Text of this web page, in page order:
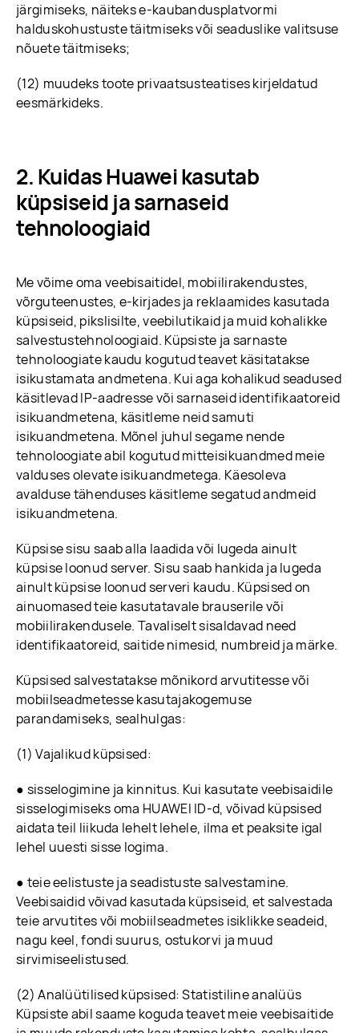
järgimiseks, näiteks e-kaubandusplatvormi
halduskohustuste täitmiseks või seaduslike valitsuse
nõuete täitmiseks;
(12) muudeks toote privaatsusteatises kirjeldatud
eesmärkideks.
Kuidas Huawei kasutab
küpsiseid ja sarnaseid
tehnoloogiaid
Me võime oma veebisaitidel, mobiilirakendustes,
võrguteenustes, e-kirjades ja reklaamides kasutada
küpsiseid, pikslisilte, veebilutikaid ja muid kohalikke
salvestustehnoloogiaid. Küpsiste ja sarnaste
tehnoloogiate kaudu kogutud teavet käsitatakse
isikustamata andmetena. Kui aga kohalikud seadused
käsitlevad IP-aadresse või sarnaseid identifikaatoreid
isikuandmetena, käsitleme neid samuti
isikuandmetena. Mõnel juhul segame nende
tehnoloogiate abil kogutud mitteisikuandmed meie
valduses olevate isikuandmetega. Käesoleva
avalduse tähenduses käsitleme segatud andmeid
isikuandmetena.
Küpsise sisu saab alla laadida või lugeda ainult
küpsise loonud server. Sisu saab hankida ja lugeda
ainult küpsise loonud serveri kaudu. Küpsised on
ainuomased teie kasutatavale brauserile või
mobiilirakendusele. Tavaliselt sisaldavad need
identifikaatoreid, saitide nimesid, numbreid ja märke.
Küpsised salvestatakse mõnikord arvutitesse või
mobiilseadmetesse kasutajakogemuse
parandamiseks, sealhulgas:
(1) Vajalikud küpsised:
● sisselogimine ja kinnitus. Kui kasutate veebisaidile
sisselogimiseks oma HUAWEI ID-d, võivad küpsised
aidata teil liikuda lehelt lehele, ilma et peaksite igal
lehel uuesti sisse logima.
● teie eelistuste ja seadistuste salvestamine.
Veebisaidid võivad kasutada küpsiseid, et salvestada
teie arvutites või mobiilseadmetes isiklikke seadeid,
nagu keel, fondi suurus, ostukorvi ja muud
sirvimiseelistused.
(2) Analüütilised küpsised: Statistiline analüüs
Küpsiste abil saame koguda teavet meie veebisaitide